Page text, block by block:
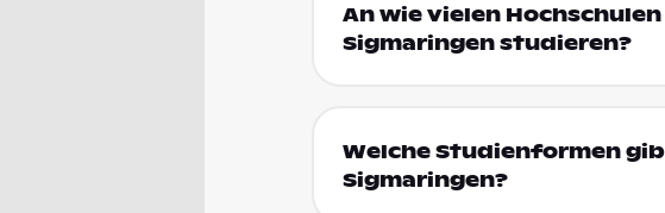
An wie vielen
Sigmaringen studieren?
Welche Studienformen
Sigmaringen?